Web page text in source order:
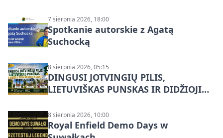
7 sierpnia 2026, 18:00
Spotkanie autorskie z Agatą
Suchocką
8 sierpnia 2026, 05:15
DINGUSI JOTVINGIŲ PILIS,
LIETUVIŠKAS PUNSKAS IR DIDŽIOJI
DZŪKIJOS – jednodienė kelionė
8 sierpnia 2026, 10:00
Royal Enfield Demo Days w